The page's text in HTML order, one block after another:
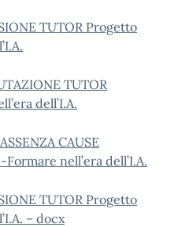
TUTOR Progetto
TUTOR
dell’I.A.
CAUSE
nell’era dell’I.A.
TUTOR Progetto
– docx